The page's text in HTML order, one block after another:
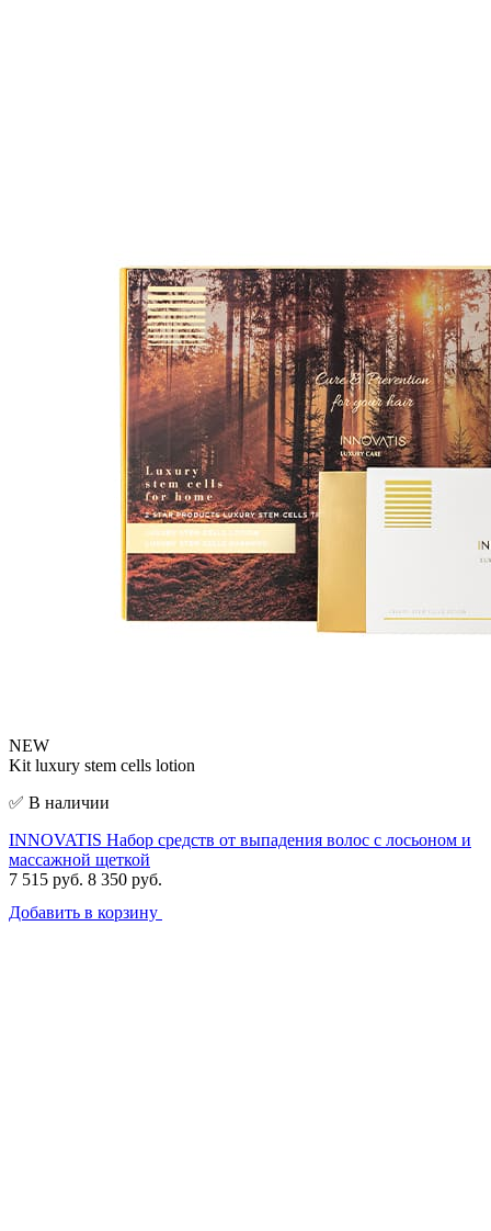
NEW
Kit luxury stem cells lotion
✅ В наличии
INNOVATIS Набор средств от выпадения волос с лосьоном и
массажной щеткой
7 515 руб. 8 350 руб.
Добавить в корзину